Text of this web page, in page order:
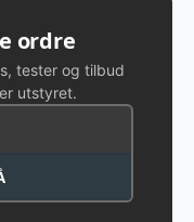
ordre
tester og tilbud
utstyret.